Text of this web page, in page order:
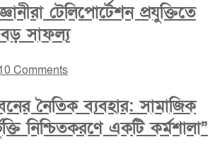
টেলিপোর্টেশন প্রযুক্তিতে
সাফল্য
Comments
নৈতিক ব্যবহার: সামাজিক
নিশ্চিতকরণে একটি কর্মশালা”